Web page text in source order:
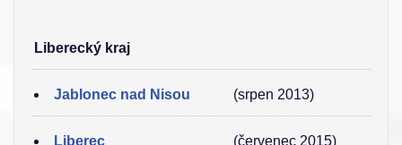
Liberecký kraj
Jablonec nad Nisou (srpen 2013)
Liberec (červenec 2015)